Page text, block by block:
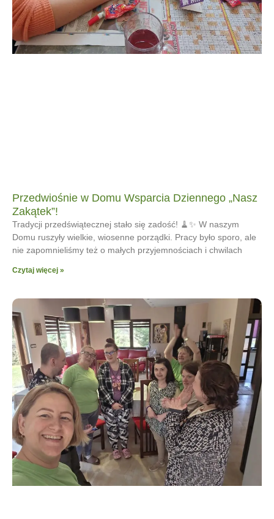
Przedwiośnie w Domu Wsparcia Dziennego „Nasz
Zakątek”!
Tradycji przedświątecznej stało się zadość! 🧹✨ W naszym
Domu ruszyły wielkie, wiosenne porządki. Pracy było sporo, ale
nie zapomnieliśmy też o małych przyjemnościach i chwilach
Czytaj więcej »